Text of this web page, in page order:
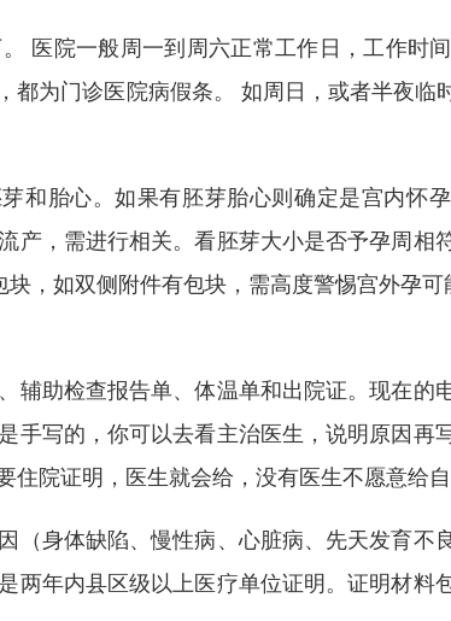
医院一般周一到周六正常工作日，工作时
都为门诊医院病假条。 如周日，或者半夜临
和胎心。如果有胚芽胎心则确定是宫内怀
产，需进行相关。看胚芽大小是否予孕周相
，如双侧附件有包块，需高度警惕宫外孕
辅助检查报告单、体温单和出院证。现在的
手写的，你可以去看主治医生，说明原因再
住院证明，医生就会给，没有医生不愿意给
（身体缺陷、慢性病、心脏病、先天发育不
两年内县区级以上医疗单位证明。证明材料